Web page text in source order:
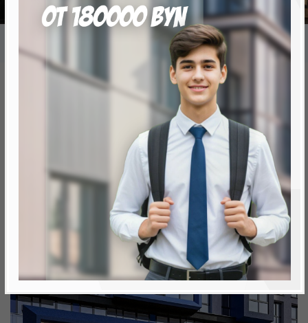
«Минск Мир»
12.8 "Париж", квартал "Западная Европа"
12.8 "Париж", квартал
"Западная Европа"
Минск, Октябрьский, ул. Савицкого 35
метро «Ковальская Слобода», 566 м
Объект реализован